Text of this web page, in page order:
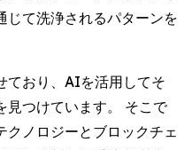
じて洗浄されるパターンを
ており、AIを活用してそ
見つけています。 そこで
クノロジーとブロックチェ